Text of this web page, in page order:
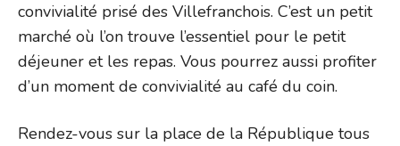
convivialité prisé des Villefranchois. C’est un petit
marché où l’on trouve l’essentiel pour le petit
déjeuner et les repas. Vous pourrez aussi profiter
d’un moment de convivialité au café du coin.
Rendez-vous sur la place de la République tous